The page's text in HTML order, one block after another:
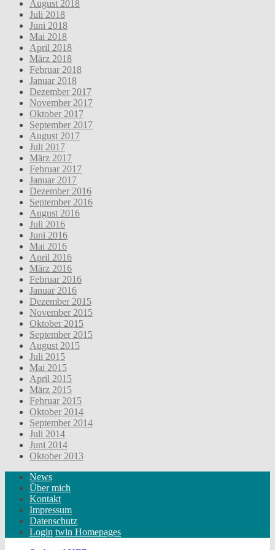
August 2018
Juli 2018
Juni 2018
Mai 2018
April 2018
März 2018
Februar 2018
Januar 2018
Dezember 2017
November 2017
Oktober 2017
September 2017
August 2017
Juli 2017
März 2017
Februar 2017
Januar 2017
Dezember 2016
September 2016
August 2016
Juli 2016
Juni 2016
Mai 2016
April 2016
März 2016
Februar 2016
Januar 2016
Dezember 2015
November 2015
Oktober 2015
September 2015
August 2015
Juli 2015
Mai 2015
April 2015
März 2015
Februar 2015
Oktober 2014
September 2014
Juli 2014
Juni 2014
Oktober 2013
News
Über mich
Kontakt
Impressum
Datenschutz
Login twin Homepages